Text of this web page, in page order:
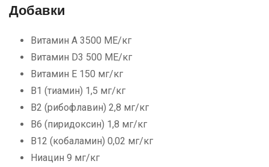
Добавки
Витамин А 3500 МЕ/кг
Витамин D3 500 МЕ/кг
Витамин Е 150 мг/кг
В1 (тиамин) 1,5 мг/кг
В2 (рибофлавин) 2,8 мг/кг
В6 (пиридоксин) 1,8 мг/кг
В12 (кобаламин) 0,02 мг/кг
Ниацин 9 мг/кг